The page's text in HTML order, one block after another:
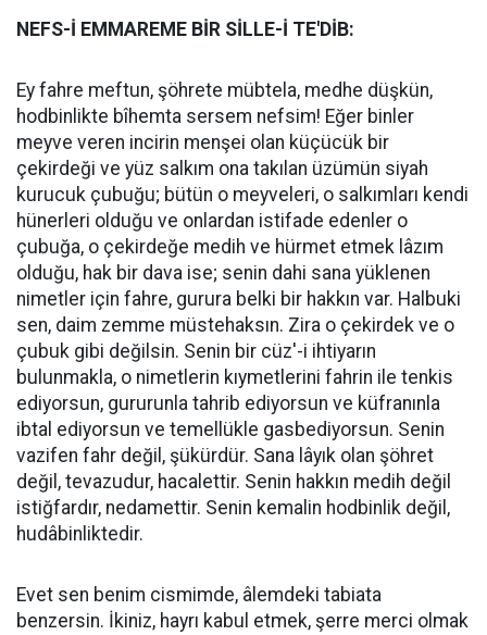
NEFS-İ EMMAREME BİR SİLLE-İ TE'DİB:
Ey fahre meftun, şöhrete mübtela, medhe düşkün,
hodbinlikte bîhemta sersem nefsim! Eğer binler
meyve veren incirin menşei olan küçücük bir
çekirdeği ve yüz salkım ona takılan üzümün siyah
kurucuk çubuğu; bütün o meyveleri, o salkımları kendi
hünerleri olduğu ve onlardan istifade edenler o
çubuğa, o çekirdeğe medih ve hürmet etmek lâzım
olduğu, hak bir dava ise; senin dahi sana yüklenen
nimetler için fahre, gurura belki bir hakkın var. Halbuki
sen, daim zemme müstehaksın. Zira o çekirdek ve o
çubuk gibi değilsin. Senin bir cüz'-i ihtiyarın
bulunmakla, o nimetlerin kıymetlerini fahrin ile tenkis
ediyorsun, gururunla tahrib ediyorsun ve küfranınla
ibtal ediyorsun ve temellükle gasbediyorsun. Senin
vazifen fahr değil, şükürdür. Sana lâyık olan şöhret
değil, tevazudur, hacalettir. Senin hakkın medih değil
istiğfardır, nedamettir. Senin kemalin hodbinlik değil,
hudâbinliktedir.
Evet sen benim cismimde, âlemdeki tabiata
benzersin. İkiniz, hayrı kabul etmek, şerre merci olmak